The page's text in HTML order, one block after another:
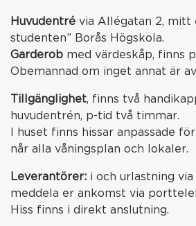
Huvudentré via Allégatan 2, mitt
studenten” Borås Högskola.
Garderob med värdeskåp, finns
Obemannad om inget annat är
Tillgänglighet, finns två
huvudentrén, p-tid två timmar.
I huset finns hissar anpassade
når alla våningsplan och lokaler.
Leverantörer: i och urlastning
meddela er ankomst via
Hiss finns i direkt anslutning.